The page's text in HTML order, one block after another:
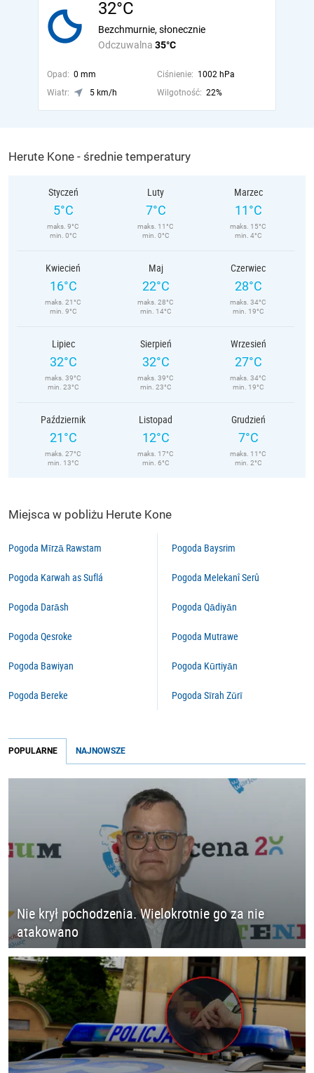
32°C
Odczuwalna 35°C
Bezchmurnie, słonecznie
Opad: 0 mm Ciśnienie: 1002 hPa
Wiatr:
5 km/h Wilgotność: 22%
Herute Kone - średnie temperatury
Styczeń
5°C
maks. 9°C
min. 0°C
Luty
7°C
maks. 11°C
min. 0°C
Marzec
11°C
maks. 15°C
min. 4°C
Kwiecień
16°C
maks. 21°C
min. 9°C
Maj
22°C
maks. 28°C
min. 14°C
Czerwiec
28°C
maks. 34°C
min. 19°C
Lipiec
32°C
maks. 39°C
min. 23°C
Sierpień
32°C
maks. 39°C
min. 23°C
Wrzesień
27°C
maks. 34°C
min. 19°C
Październik
21°C
maks. 27°C
min. 13°C
Listopad
12°C
maks. 17°C
min. 6°C
Grudzień
7°C
maks. 11°C
min. 2°C
Miejsca w pobliżu Herute Kone
Pogoda Mīrzā Rawstam
Pogoda Karwah as Suflá
Pogoda Darāsh
Pogoda Qesroke
Pogoda Bawiyan
Pogoda Bereke
Pogoda Baysrim
Pogoda Melekanî Serû
Pogoda Qādiyān
Pogoda Mutrawe
Pogoda Kūrtiyān
Pogoda Sīrah Zūrī
POPULARNE NAJNOWSZE
Nie krył pochodzenia. Wielokrotnie go za nie
atakowano